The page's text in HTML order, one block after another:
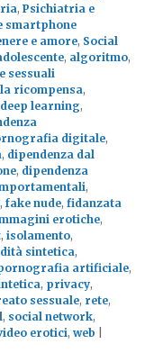
,Psichiatria e
smartphone
e amore, Social
, algoritmo,
sessuali
ricompensa,
deep learning,
digitale,
, dipendenza dal
, dipendenza
,
,fake nude,fidanzata
erotiche,
,isolamento,
sintetica,
artificiale,
, privacy,
sessuale, rete,
, social network,
erotici,web